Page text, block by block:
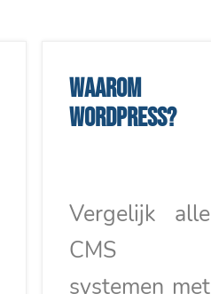
Waarom
WordPress?
Vergelijk alle
CMS
systemen met